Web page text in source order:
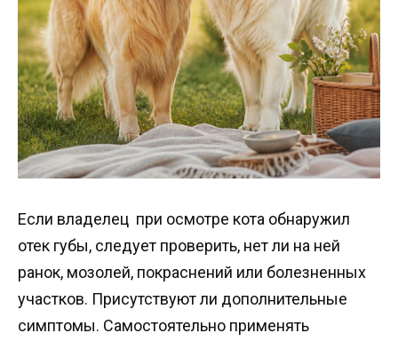
Если владелец при осмотре кота обнаружил
отек губы, следует проверить, нет ли на ней
ранок, мозолей, покраснений или болезненных
участков. Присутствуют ли дополнительные
симптомы. Самостоятельно применять